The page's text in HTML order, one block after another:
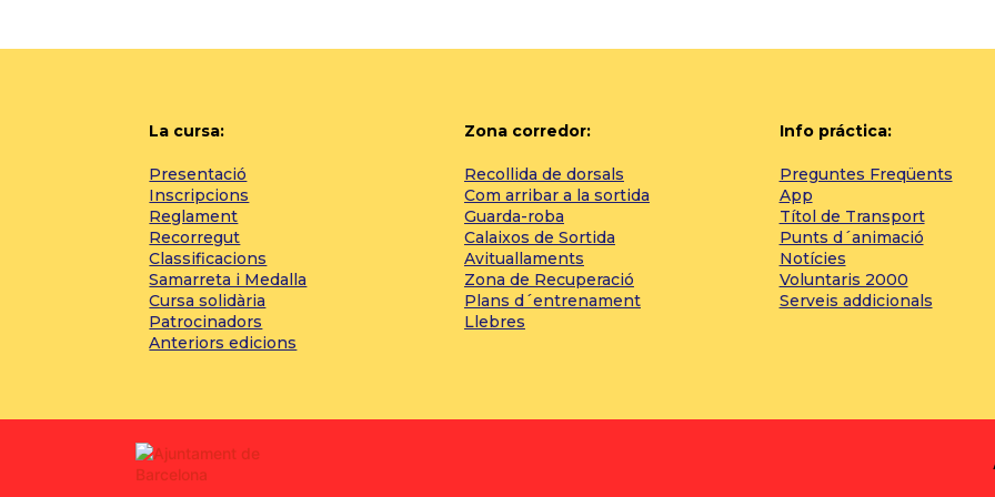
La cursa:
Presentació
Inscripcions
Reglament
Recorregut
Classificacions
Samarreta i Medalla
Cursa solidària
Patrocinadors
Anteriors edicions
Zona corredor:
Recollida de dorsals
Com arribar a la sortida
Guarda-roba
Calaixos de Sortida
Avituallaments
Zona de Recuperació
Plans d´entrenament
Llebres
Info práctica:
Preguntes Freqüents
App
Títol de Transport
Punts d´animació
Notícies
Voluntaris 2000
Serveis addicionals